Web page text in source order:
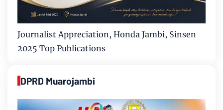
Journalist Appreciation, Honda Jambi, Sinsen
2025 Top Publications
DPRD Muarojambi